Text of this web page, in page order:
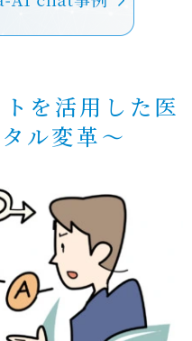
を活用した医
ル変革～